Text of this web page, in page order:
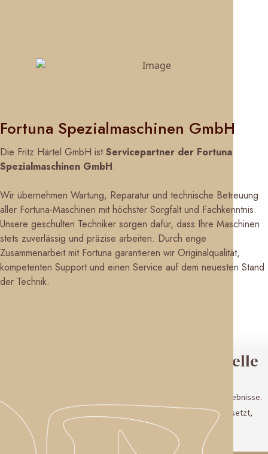
Fortuna Spezialmaschinen GmbH
Die Fritz Härtel GmbH istServicepartner der Fortuna
Spezialmaschinen GmbH.
Wir übernehmen Wartung, Reparatur und technische Betreuung
aller Fortuna-Maschinen mit höchster Sorgfalt und Fachkenntnis.
Unsere geschulten Techniker sorgen dafür, dass Ihre Maschinen
stets zuverlässig und präzise arbeiten. Durch enge
Zusammenarbeit mit Fortuna garantieren wir Originalqualität,
kompetenten Support und einen Service auf dem neuesten Stand
der Technik.
Qualität steht bei uns an erster Stelle
sorgfältige Arbeit, hochwertige Materialien und zuverlässige Ergebnisse.
Jeder Schritt wird mit Aufmerksamkeit und Verantwortung umgesetzt,
damit unsere Kunden sich auf ein Ergebnis verlassen können, das
überzeugt. Denn echte Qualität erkennt man an den Details.